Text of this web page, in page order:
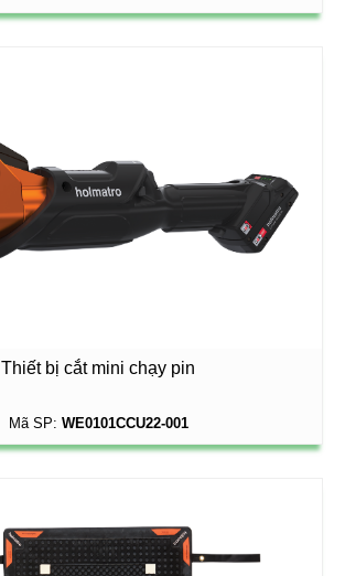
Thiết bị cắt mini chạy pin
Mã SP: WE0101CCU22-001